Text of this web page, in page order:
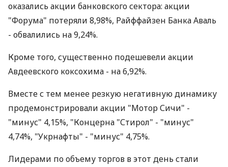
оказались акции банковского сектора: акции
"Форума" потеряли 8,98%, Райффайзен Банка Аваль
- обвалились на 9,24%.
Кроме того, существенно подешевели акции
Авдеевского коксохима - на 6,92%.
Вместе с тем менее резкую негативную динамику
продемонстрировали акции "Мотор Сичи" -
"минус" 4,15%, "Концерна "Стирол" - "минус"
4,74%, "Укрнафты" - "минус" 4,75%.
Лидерами по объему торгов в этот день стали